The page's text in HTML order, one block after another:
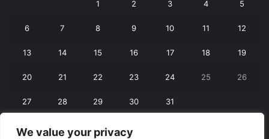
We value your privacy
1 2 3 4 5
6 7 8 9 10 11 12
13 14 15 16 17 18 19
20 21 22 23 24 25 26
27 28 29 30 31
« nov. ian. »